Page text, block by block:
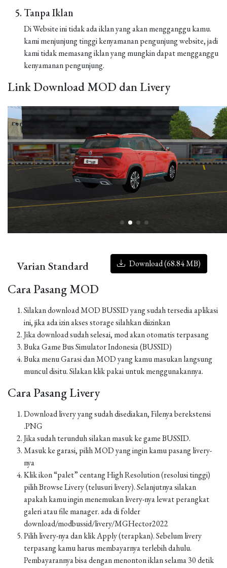
Tanpa Iklan
Di Website ini tidak ada iklan yang akan mengganggu kamu.
kami menjunjung tinggi kenyamanan pengunjung website, jadi
kami tidak memasang iklan yang mungkin dapat mengganggu
kenyamanan pengunjung.
Link Download MOD dan Livery
Varian Standard Download (68.84 MB)
Cara Pasang MOD
Silakan download MOD BUSSID yang sudah tersedia aplikasi
ini, jika ada izin akses storage silahkan diizinkan
Jika download sudah selesai, mod akan otomatis terpasang
Buka Game Bus Simulator Indonesia (BUSSID)
Buka menu Garasi dan MOD yang kamu masukan langsung
muncul disitu. Silakan klik pakai untuk menggunakannya.
Cara Pasang Livery
Download livery yang sudah disediakan, Filenya berekstensi
.PNG
Jika sudah terunduh silakan masuk ke game BUSSID.
Masuk ke garasi, pilih MOD yang ingin kamu pasang livery-
nya
Klik ikon “palet” centang High Resolution (resolusi tinggi)
pilih Browse Livery (telusuri livery). Selanjutnya silakan
apakah kamu ingin menemukan livery-nya lewat perangkat
galeri atau file manager. ada di folder
download/modbussid/livery/MGHector2022
Pilih livery-nya dan klik Apply (terapkan). Sebelum livery
terpasang kamu harus membayarnya terlebih dahulu.
Pembayarannya bisa dengan menonton iklan selama 30 detik